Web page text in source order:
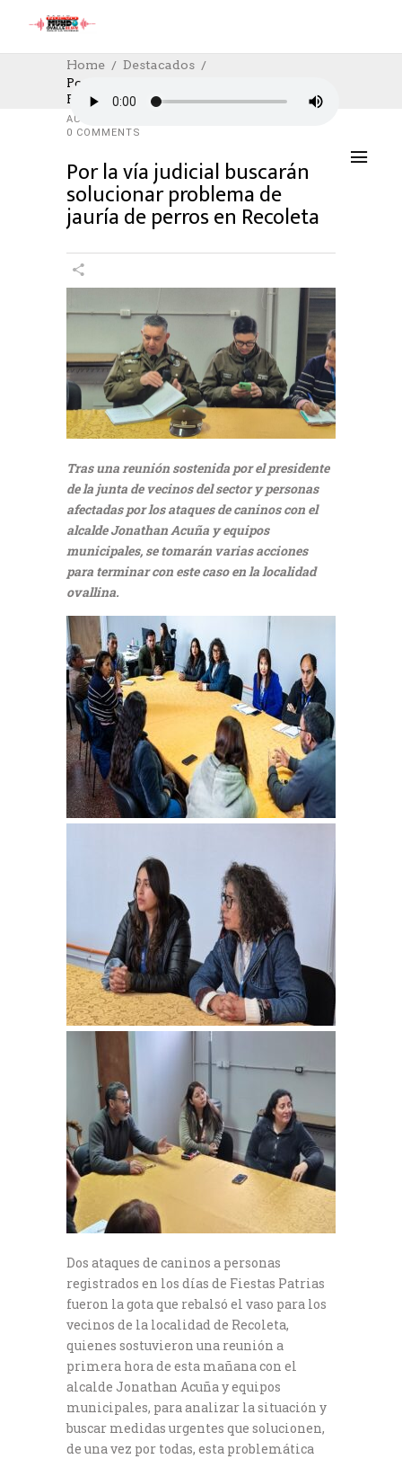
Home
Destacados
Por La Vía Judicial Buscarán Solucionar
Problema De Jauría De Perros En Recoleta
DESTACADOS POLICIAL
25/09/2024
AUTHOR: HECTOR
0 COMMENTS
Por la vía judicial buscarán
solucionar problema de
jauría de perros en Recoleta
Tras una reunión sostenida por el presidente
de la junta de vecinos del sector y personas
afectadas por los ataques de caninos con el
alcalde Jonathan Acuña y equipos
municipales, se tomarán varias acciones
para terminar con este caso en la localidad
ovallina.
Dos ataques de caninos a personas
registrados en los días de Fiestas Patrias
fueron la gota que rebalsó el vaso para los
vecinos de la localidad de Recoleta,
quienes sostuvieron una reunión a
primera hora de esta mañana con el
alcalde Jonathan Acuña y equipos
municipales, para analizar la situación y
buscar medidas urgentes que solucionen,
de una vez por todas, esta problemática